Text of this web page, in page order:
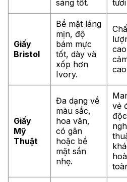
sáng tốt.
Giấy
Bristol
Bề mặt láng
mịn, độ
bám mực
tốt, dày và
xốp hơn
Ivory.
Giấy
Mỹ
Thuật
Đa dạng về
màu sắc,
hoa văn,
có gân
hoặc bề
mặt sần
nhẹ.
vẻ